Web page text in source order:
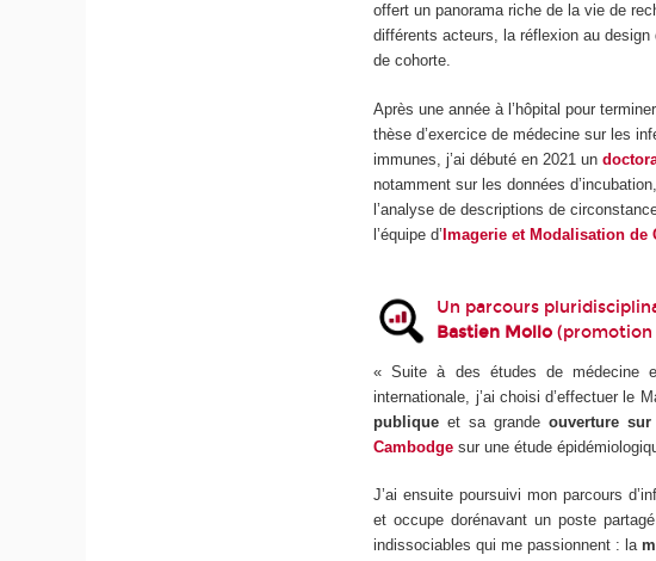
offert un panorama riche de la vie de
différents acteurs, la réflexion au design
de cohorte.
Après une année à l’hôpital pour
thèse d’exercice de médecine sur les
immunes, j’ai débuté en 2021 un
notamment sur les données
l’analyse de descriptions de
l’équipe d’ Imagerie et Modalisation
Un parcours
Bastien Mollo(promotion
« Suite à des études de médecine
internationale, j’ai choisi d’effectuer le
publique et sa grandeouverture
Cambodge sur une étude
J’ai ensuite poursuivi mon parcours
et occupe dorénavant un poste
indissociables qui me passionnent : la